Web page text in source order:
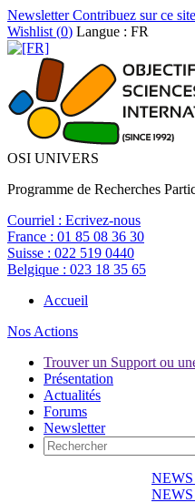
NewsletterContribuez sur ce site
Wishlist (0) Langue : FR
OSI UNIVERS
Programme de Recherches
Courriel : Ecrivez-nous
France : 01 85 08 36 30
Suisse : 022 519 0440
Belgique : 023 18 35 65
Accueil
Nos Actions
Trouver un Support ou
Présentation
Actualités
Forums
Newsletter
NEWS
NEWS